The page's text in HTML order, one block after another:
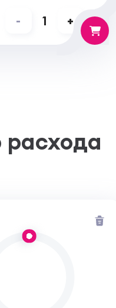
- 1 +
расхода